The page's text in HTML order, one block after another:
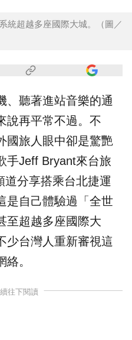
強新車 還沒發表就破紀錄
統超越多座國際大城。（圖／
、聽著進站音樂的通
說再平常不過。不
國旅人眼中卻是驚艷
手Jeff Bryant來台旅
道分享搭乘台北捷運
是自己體驗過「全世
至超越多座國際大
少台灣人重新審視這
。
往下閱讀